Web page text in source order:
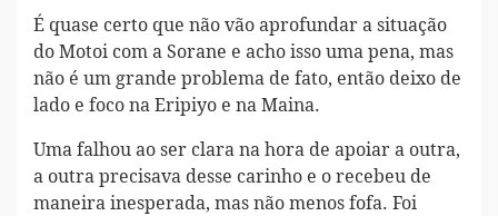
É quase certo que não vão aprofundar a situação
do Motoi com a Sorane e acho isso uma pena, mas
não é um grande problema de fato, então deixo de
lado e foco na Eripiyo e na Maina.
Uma falhou ao ser clara na hora de apoiar a outra,
a outra precisava desse carinho e o recebeu de
maneira inesperada, mas não menos fofa. Foi